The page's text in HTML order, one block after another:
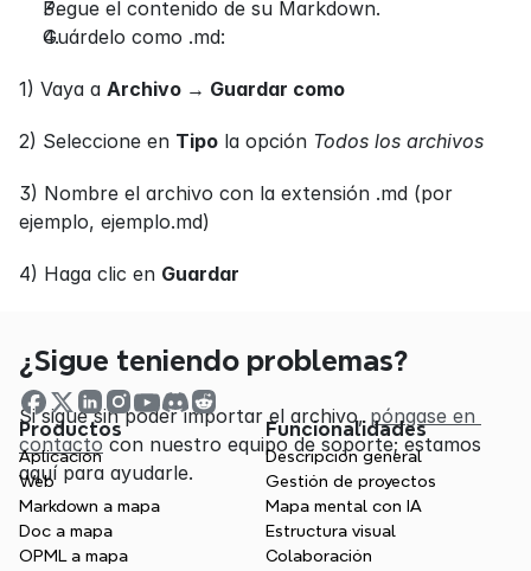
Pegue el contenido de su Markdown.
Guárdelo como .md:
1) Vaya a Archivo → Guardar como
2) Seleccione en Tipo la opción Todos los archivos
3) Nombre el archivo con la extensión .md (por
ejemplo, ejemplo.md)
4) Haga clic en Guardar
¿Sigue teniendo problemas?
Si sigue sin poder importar el archivo, póngase en
contacto con nuestro equipo de soporte; estamos
aquí para ayudarle.
Productos
Aplicación
Web
Markdown a mapa
Doc a mapa
OPML a mapa
Funcionalidades
Descripción general
Gestión de proyectos
Mapa mental con IA
Estructura visual
Colaboración